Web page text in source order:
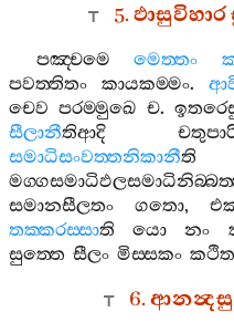
5.ඵාසුවිහාර
පඤ‍්චමෙ මෙත‍්තං
පවත‍්තිතං
කායකම‍්මං.
චෙව පරම‍්මුඛෙ ච.
සීලානීතිආදි
සමාධිසංවත‍්තනිකානීති
සමානසීලතං
ගතො,
තක‍්කරස‍්සාති යො නං
සුත‍්තෙ සීලං මිස‍්සකං
6.